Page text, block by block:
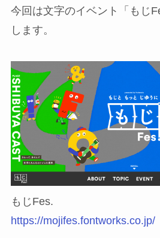
今回は文字のイベント「もじ
します。
もじFes.
https://mojifes.fontworks.co.jp/